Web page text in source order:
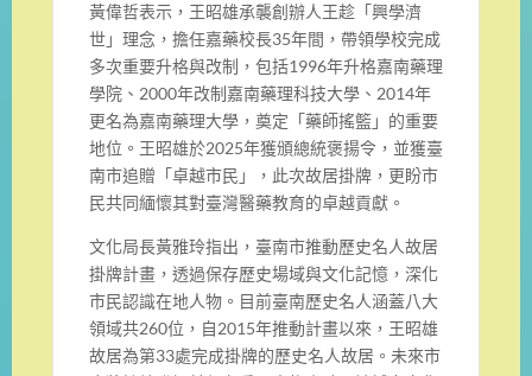
黃偉哲表示，王昭雄承襲創辦人王趁「興學濟
世」理念，擔任嘉藥校長35年間，帶領學校完成
多次重要升格與改制，包括1996年升格嘉南藥理
學院、2000年改制嘉南藥理科技大學、2014年
更名為嘉南藥理大學，奠定「藥師搖籃」的重要
地位。王昭雄於2025年獲頒總統褒揚令，並獲臺
南市追贈「卓越市民」，此次故居掛牌，更盼市
民共同緬懷其對臺灣醫藥教育的卓越貢獻。
文化局長黃雅玲指出，臺南市推動歷史名人故居
掛牌計畫，透過保存歷史場域與文化記憶，深化
市民認識在地人物。目前臺南歷史名人涵蓋八大
領域共260位，自2015年推動計畫以來，王昭雄
故居為第33處完成掛牌的歷史名人故居。未來市